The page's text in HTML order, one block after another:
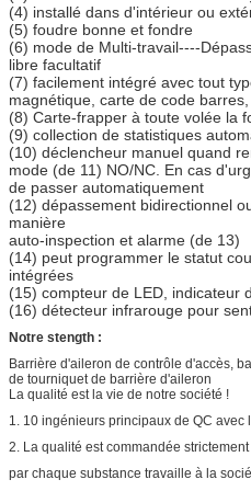
(4) installé dans d'intérieur ou
(5) foudre bonne et fondre
(6) mode de Multi-travail----
libre facultatif
(7) facilement intégré avec tout
magnétique, carte de code
(8) Carte-frapper à toute volée la
(9) collection de statistiques
(10) déclencheur manuel quand
mode (de 11) NO/NC. En cas
de passer automatiquement
(12) dépassement bidirectionnel
manière
auto-inspection et alarme (de 13)
(14) peut programmer le statut
intégrées
(15) compteur de LED, indicateur
(16) détecteur infrarouge pour
Notre stength :
Barrière d'aileron de contrôle d'accès,
de tourniquet de barrière d'aileron
La qualité est la vie de notre société !
1. 10 ingénieurs principaux de QC
2. La qualité est commandée
par chaque substance travaille à la